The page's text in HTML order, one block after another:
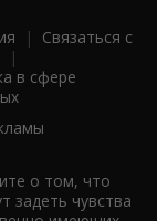
| Связаться с
|
в сфере
о том, что
задеть чувства